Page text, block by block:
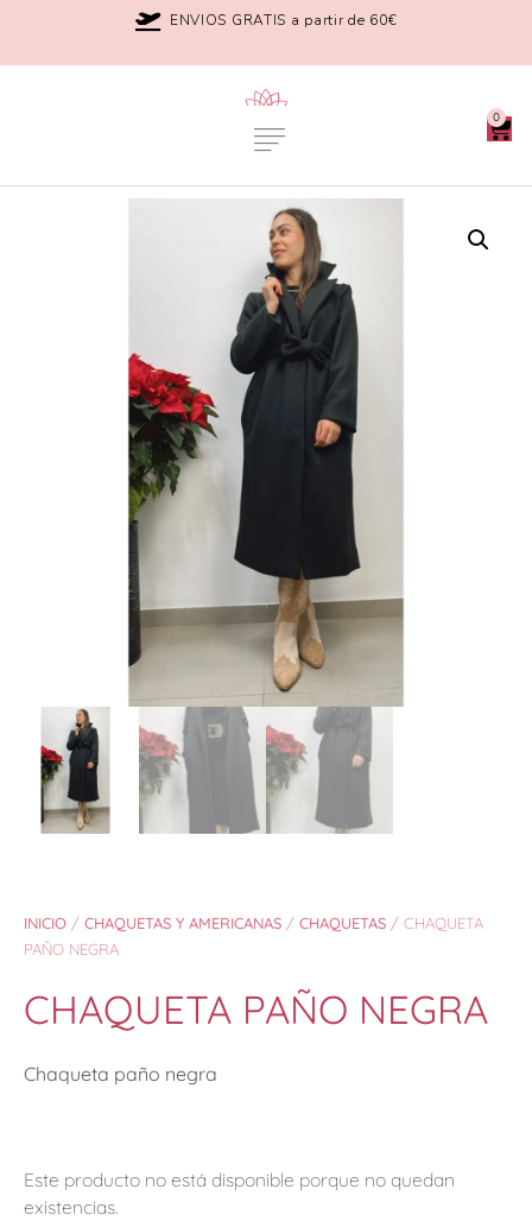
ENVIOS GRATIS a partir de 60€
0
INICIO / CHAQUETAS Y AMERICANAS / CHAQUETAS / CHAQUETA
PAÑO NEGRA
CHAQUETA PAÑO NEGRA
Chaqueta paño negra
Este producto no está disponible porque no quedan
existencias.